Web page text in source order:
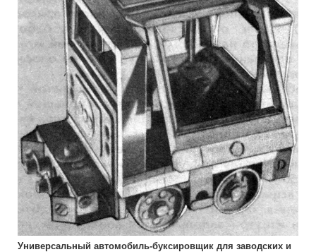
Универсальный автомобиль-буксировщик для заводских и